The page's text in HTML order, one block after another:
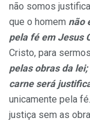
não somos
que o homem não
pela fé em Jesus
Cristo, para sermos
pelas obras da
carne será
unicamente pela
justiça sem as